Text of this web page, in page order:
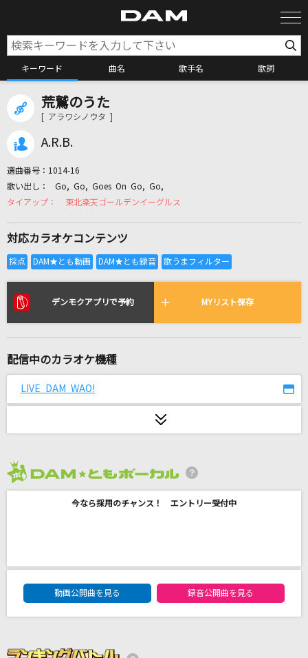
キーワード 曲名 歌手名 歌詞
カラオケリクエスト
リアルタイムで歌われている曲の一覧
雨とカプチーノ
怪獣
サカナクション
ハルキゲニア
Chevon
back number
サカナクション
荒鷲のうた
[ アラワシノウタ ]
A.R.B.
選曲番号： 1014-16
Go, Go, Goes On Go, Go,
東北楽天ゴールデンイーグルス
対応カラオケコンテンツ
デンモクアプリで予約 MYリスト保存
配信中のカラオケ機種
LIVE DAM WAO!
今なら採用のチャンス！ エントリー受付中
DAM★ともボーカルエントリーランキング
動画公開曲を見る
録音公開曲を見る